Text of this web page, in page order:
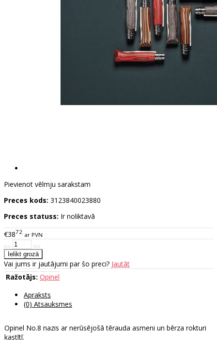
Pievienot vēlmju sarakstam
Preces kods: 3123840023880
Preces statuss: Ir noliktavā
€3872 ar PVN
Vai jums ir jautājumi par šo preci? Jautāt
Ražotājs: Opinel
Apraksts
(0) Atsauksmes
Opinel No.8 nazis ar nerūsējošā tērauda asmeni un bērza rokturi
kastītī.